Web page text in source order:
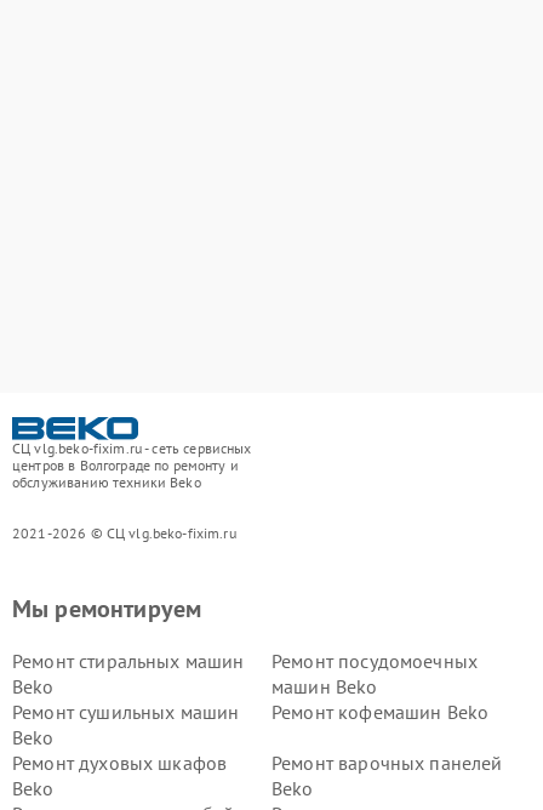
СЦ vlg.beko-fixim.ru - сеть сервисных
центров в Волгограде по ремонту и
обслуживанию техники Beko
2021-2026 © СЦ vlg.beko-fixim.ru
Мы ремонтируем
Ремонт стиральных машин
Beko
Ремонт посудомоечных
машин Beko
Ремонт сушильных машин
Beko
Ремонт кофемашин Beko
Ремонт духовых шкафов
Beko
Ремонт варочных панелей
Beko